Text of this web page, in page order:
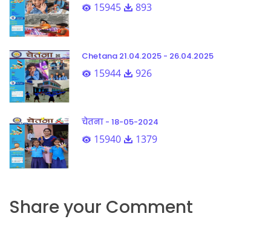
15945 893
Chetana 21.04.2025 - 26.04.2025
15944 926
चेतना - 18-05-2024
15940 1379
Share your Comment